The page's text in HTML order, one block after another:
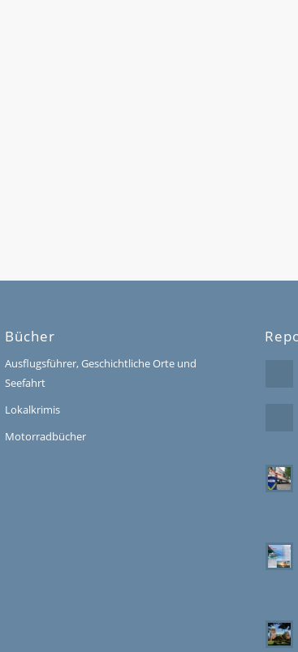
Bücher
Ausflugsführer, Geschichtliche Orte und
Seefahrt
Lokalkrimis
Motorradbücher